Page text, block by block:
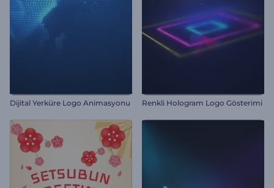
Dijital Yerküre Logo Animasyonu Renkli Hologram Logo Gösterimi